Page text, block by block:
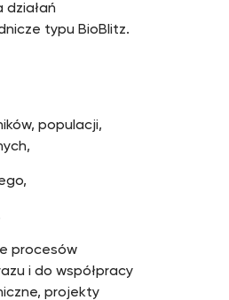
typu BioBlitz.
populacji,
procesów
i do współpracy
projekty